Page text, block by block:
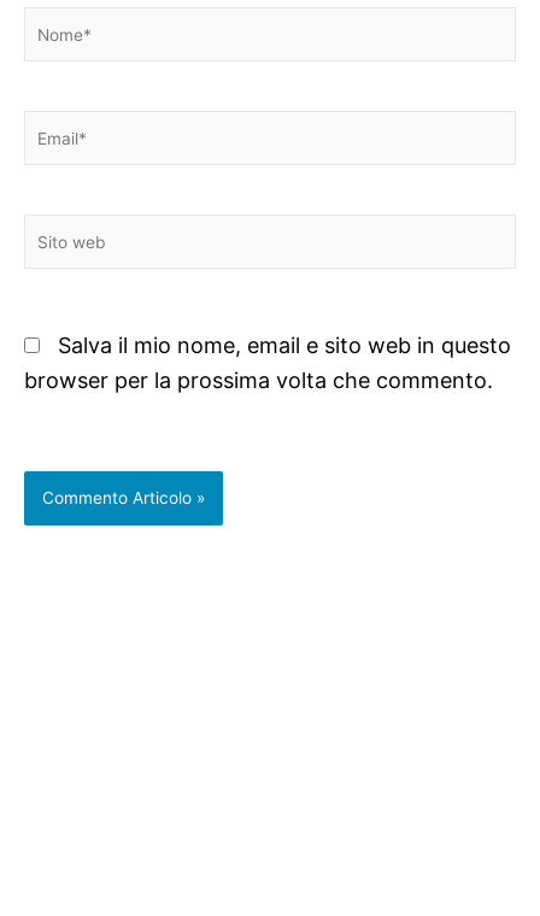
Nome*
Email*
Sito
web
Salva il mio nome, email e sito web in questo
browser per la prossima volta che commento.